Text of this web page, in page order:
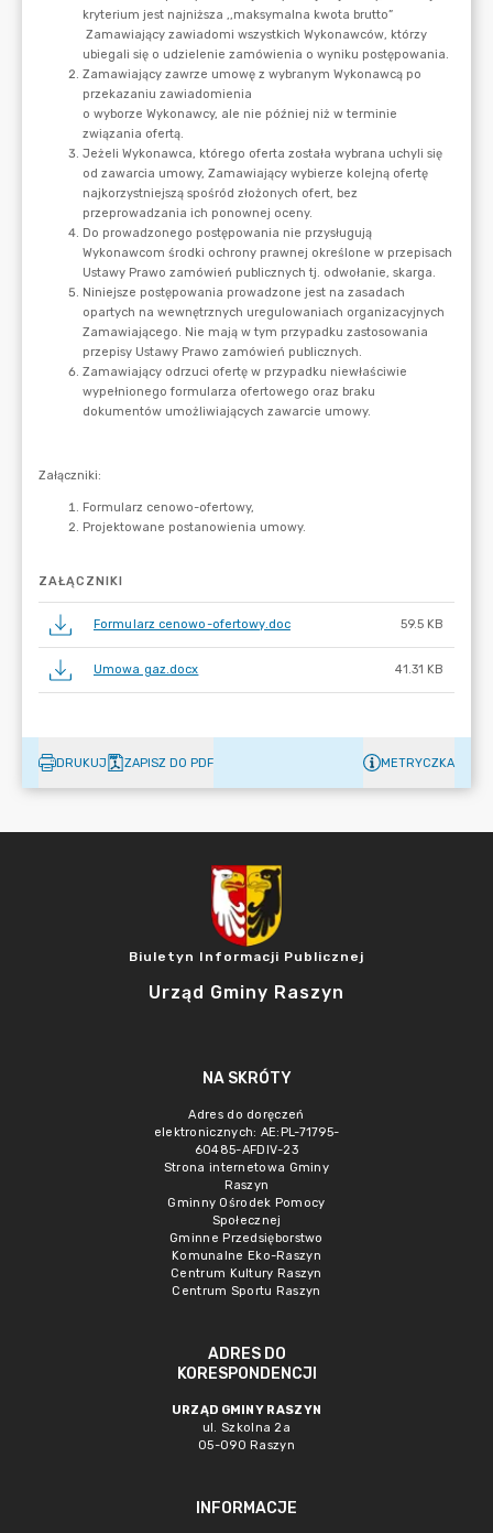
ZAŁĄCZNIKI
Formularz cenowo-ofertowy.doc 59.5 KB
Umowa gaz.docx 41.31 KB
DRUKUJ ZAPISZ DO PDF METRYCZKA
Biuletyn Informacji Publicznej
Urząd Gminy Raszyn
NA SKRÓTY
Adres do doręczeń
elektronicznych: AE:PL-71795-
60485-AFDIV-23
Strona internetowa Gminy
Raszyn
Gminny Ośrodek Pomocy
Społecznej
Gminne Przedsięborstwo
Komunalne Eko-Raszyn
Centrum Kultury Raszyn
Centrum Sportu Raszyn
ADRES DO
KORESPONDENCJI
URZĄD GMINY RASZYN
ul. Szkolna 2a
05-090 Raszyn
INFORMACJE